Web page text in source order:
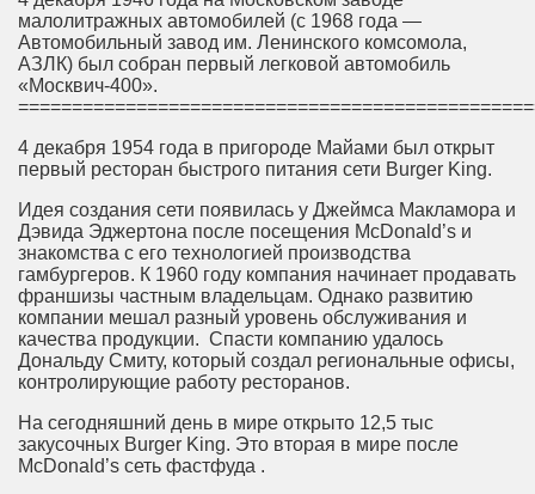
малолитражных автомобилей (с 1968 года —
Автомобильный завод им. Ленинского комсомола,
АЗЛК) был собран первый легковой автомобиль
«Москвич-400».
4 декабря 1954 года в пригороде Майами был открыт
первый ресторан быстрого питания сети Burger King.
Идея создания сети появилась у Джеймса Макламора и
Дэвида Эджертона после посещения McDonald’s и
знакомства с его технологией производства
гамбургеров. К 1960 году компания начинает продавать
франшизы частным владельцам. Однако развитию
компании мешал разный уровень обслуживания и
качества продукции. Спасти компанию удалось
Дональду Смиту, который создал региональные офисы,
контролирующие работу ресторанов.
На сегодняшний день в мире открыто 12,5 тыс
закусочных Burger King. Это вторая в мире после
McDonald’s сеть фастфуда .